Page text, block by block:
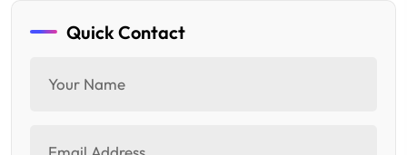
Quick Contact